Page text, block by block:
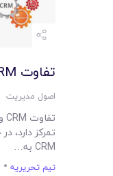
تفاوت CRM و CEM چیست؟
اصول مدیریت
CRM به…
تیم تحریریه